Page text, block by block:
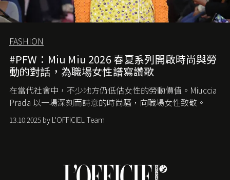
FASHION
#PFW：Miu Miu 2026 春夏系列開啟時尚與勞
動的對話，為職場女性譜寫讚歌
在當代社會中，不少地方仍低估女性的勞動價值。 Miuccia
Prada 以一場深刻而詩意的時尚騷，向職場女性致敬。
13.10.2025 by L'OFFICIEL Team